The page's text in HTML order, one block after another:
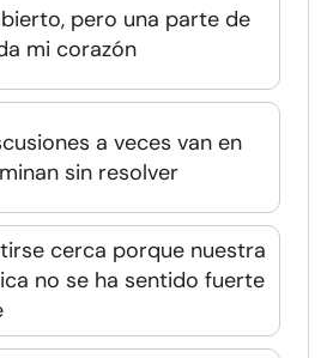
pero una parte de
mi corazón
a veces van en
sin resolver
cerca porque nuestra
no se ha sentido fuerte